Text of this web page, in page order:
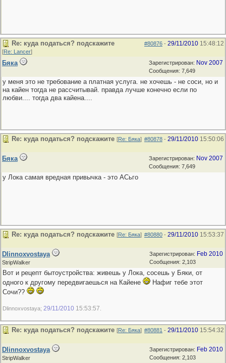
#80876 - 29/11/2010 15:48:12
Re: куда податься? подскажите
[Re: Lancer]
Зарегистрирован: Nov 2007
Сообщения: 7,649
Бяка
у меня это не требование а платная услуга. не хочешь - не соси, но и
на кайен тогда не рассчитывай. правда лучше конечно если по
любви.... тогда два кайена....
#80878 - 29/11/2010 15:50:06
Re: куда податься? подскажите [Re: Бяка]
Зарегистрирован: Nov 2007
Сообщения: 7,649
Бяка
у Лока самая вредная привычка - это АСьго
#80880 - 29/11/2010 15:53:37
Re: куда податься? подскажите [Re: Бяка]
Зарегистрирован: Feb 2010
Сообщения: 2,103
Dlinnoxvostaya
StripWalker
Вот и рецепт бытоустройства: живешь у Лока, сосешь у Бяки, от
одного к другому передвигаешься на Кайене
Нафиг тебе этот
Сочи??
Dlinnoxvostaya; 29/11/2010 15:53:57
#80881 - 29/11/2010 15:54:32
Re: куда податься? подскажите [Re: Бяка]
Зарегистрирован: Feb 2010
Сообщения: 2,103
Dlinnoxvostaya
StripWalker